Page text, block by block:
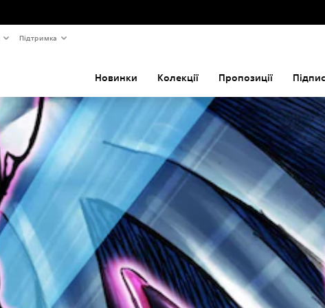
Підтримка
Новинки Колекції Пропозиції